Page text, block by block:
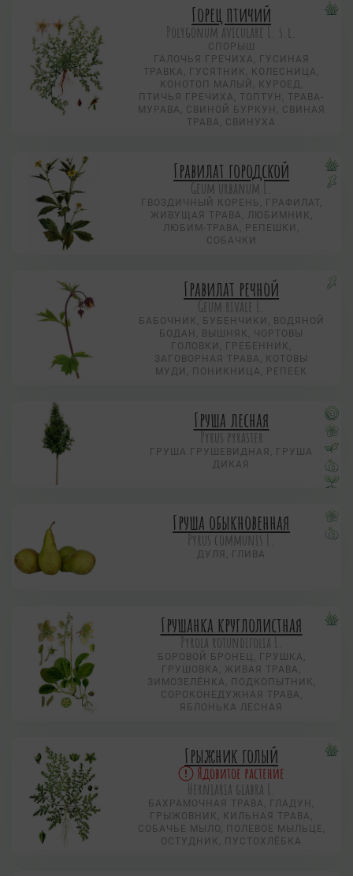
Горец птичий
Polygonum aviculare L. s.l.
СПОРЫШ
ГАЛОЧЬЯ ГРЕЧИХА, ГУСИНАЯ
ТРАВКА, ГУСЯТНИК, КОЛЕСНИЦА,
КОНОТОП МАЛЫЙ, КУРОЕД,
ПТИЧЬЯ ГРЕЧИХА, ТОПТУН, ТРАВА-
МУРАВА, СВИНОЙ БУРКУН, СВИНАЯ
ТРАВА, СВИНУХА
Гравилат городской
Geum urbanum L.
ГВОЗДИЧНЫЙ КОРЕНЬ, ГРАФИЛАТ,
ЖИВУЩАЯ ТРАВА, ЛЮБИМНИК,
ЛЮБИМ-ТРАВА, РЕПЕШКИ,
СОБАЧКИ
Гравилат речной
Geum rivale L.
БАБОЧНИК, БУБЕНЧИКИ, ВОДЯНОЙ
БОДАН, ВЫШНЯК, ЧОРТОВЫ
ГОЛОВКИ, ГРЕБЕННИК,
ЗАГОВОРНАЯ ТРАВА, КОТОВЫ
МУДИ, ПОНИКНИЦА, РЕПЕЕК
Груша лесная
Pyrus pyraster
ГРУША ГРУШЕВИДНАЯ, ГРУША
ДИКАЯ
Груша обыкновенная
Pyrus communis L.
ДУЛЯ, ГЛИВА
Грушанка круглолистная
Pyrola rotundifolia L.
БОРОВОЙ БРОНЕЦ, ГРУШКА,
ГРУШОВКА, ЖИВАЯ ТРАВА,
ЗИМОЗЕЛЁНКА, ПОДКОПЫТНИК,
СОРОКОНЕДУЖНАЯ ТРАВА,
ЯБЛОНЬКА ЛЕСНАЯ
Грыжник голый
Ядовитое растение
Herniaria glabra L.
БАХРАМОЧНАЯ ТРАВА, ГЛАДУН,
ГРЫЖОВНИК, КИЛЬНАЯ ТРАВА,
СОБАЧЬЕ МЫЛО, ПОЛЕВОЕ МЫЛЬЦЕ,
ОСТУДНИК, ПУСТОХЛЁБКА